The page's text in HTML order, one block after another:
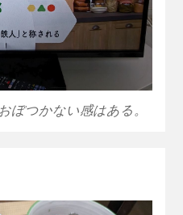
ぼつかない感はある。